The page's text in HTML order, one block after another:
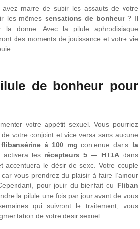
avez marre de subir les assauts de votre
les mêmes sensations de bonheur? Il
la donne. Avec la pilule aphrodisiaque
des moments de jouissance et votre vie
de bonheur pour
votre appétit sexuel. Vous pourriez
votre conjoint et vice versa sans aucune
à 100 mg contenue dans la
activera les récepteurs 5 — HT1Adans
accentuera le désir de sexe. Votre couple
vous prendrez du plaisir à faire l’amour
pour jouir du bienfait du Fliban
la pilule une fois par jour avant de vous
qui suivront le traitement, vous
de votre désir sexuel.